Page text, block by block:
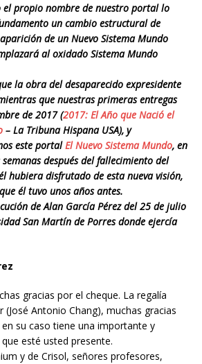
el propio nombre de nuestro portal lo
un cambio estructural de
de un Nuevo Sistema Mundo
al oxidado Sistema Mundo
la obra del desaparecido expresidente
que nuestras primeras entregas
de 2017 (2017: El Año que Nació el
– La Tribuna Hispana USA), y
este portalEl Nuevo Sistema Mundo, en
después del fallecimiento del
hubiera disfrutado de esta nueva visión,
él tuvo unos años antes.
de Alan García Pérez del 25 de julio
San Martín de Porres donde ejercía
gracias por el cheque. La regalía
Antonio Chang), muchas gracias
su caso tiene una importante y
esté usted presente.
y de Crisol, señores profesores,